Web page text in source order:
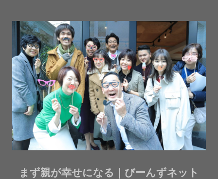
まず親が幸せになる｜びーんずネット